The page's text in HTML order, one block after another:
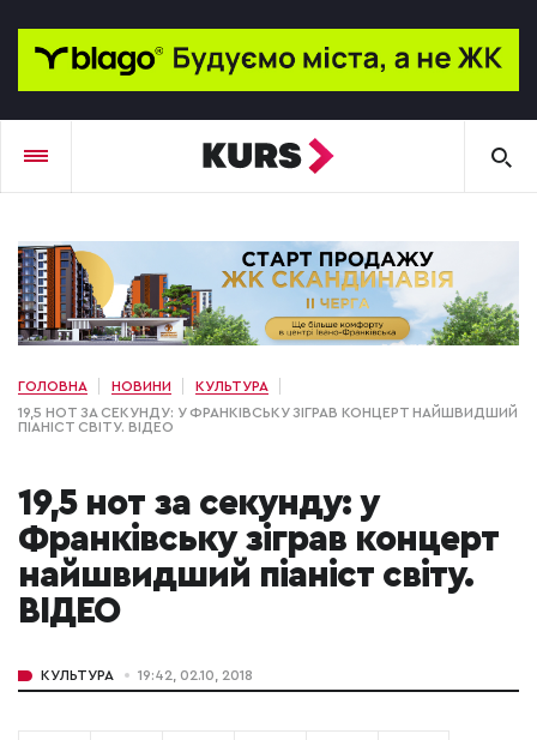
ГОЛОВНА НОВИНИ
КУЛЬТУРА
19,5 НОТ ЗА СЕКУНДУ: У ФРАНКІВСЬКУ ЗІГРАВ КОНЦЕРТ НАЙШВИДШИЙ
ПІАНІСТ СВІТУ. ВІДЕО
19,5 нот за секунду: у
Франківську зіграв концерт
найшвидший піаніст світу.
ВІДЕО
КУЛЬТУРА 19:42, 02.10, 2018